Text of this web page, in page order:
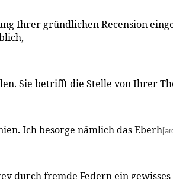
Ihrer gründlichen Recension
Sie betrifft die Stelle von Ihrer
Ich besorge nämlich das Eberh
durch fremde Federn ein gewisses